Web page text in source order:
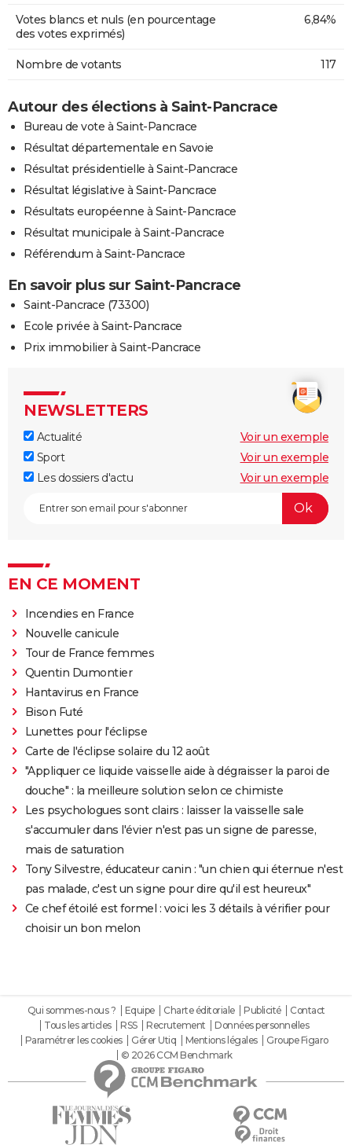
Votes blancs et nuls (en pourcentage
des votes exprimés)
6,84%
Nombre de votants 117
Autour des élections à Saint-Pancrace
Bureau de vote à Saint-Pancrace
Résultat départementale en Savoie
Résultat présidentielle à Saint-Pancrace
Résultat législative à Saint-Pancrace
Résultats européenne à Saint-Pancrace
Résultat municipale à Saint-Pancrace
Référendum à Saint-Pancrace
En savoir plus sur Saint-Pancrace
Saint-Pancrace (73300)
Ecole privée à Saint-Pancrace
Prix immobilier à Saint-Pancrace
NEWSLETTERS
Actualité
Voir un exemple
Sport
Voir un exemple
Les dossiers d'actu
Voir un exemple
EN CE MOMENT
Incendies en France
Nouvelle canicule
Tour de France femmes
Quentin Dumontier
Hantavirus en France
Bison Futé
Lunettes pour l'éclipse
Carte de l'éclipse solaire du 12 août
"Appliquer ce liquide vaisselle aide à dégraisser la paroi de
douche" : la meilleure solution selon ce chimiste
Les psychologues sont clairs : laisser la vaisselle sale
s'accumuler dans l'évier n'est pas un signe de paresse,
mais de saturation
Tony Silvestre, éducateur canin : "un chien qui éternue n'est
pas malade, c'est un signe pour dire qu'il est heureux"
Ce chef étoilé est formel : voici les 3 détails à vérifier pour
choisir un bon melon
Qui sommes-nous ? Equipe Charte éditoriale Publicité
Contact
Tous les articles
RSS Recrutement
Données personnelles
Paramétrer les cookies
Gérer Utiq Mentions légales
Groupe Figaro
© 2026 CCM Benchmark